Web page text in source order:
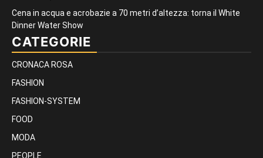
Cena in acqua e acrobazie a 70 metri d’altezza: torna il White
Dinner Water Show
CATEGORIE
CRONACA ROSA
FASHION
FASHION-SYSTEM
FOOD
MODA
PEOPLE